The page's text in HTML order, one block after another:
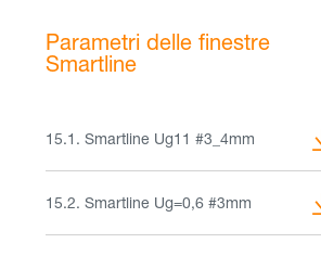
Parametri delle finestre
Smartline
15.1. Smartline Ug11 #3_4mm
15.2. Smartline Ug=0,6 #3mm